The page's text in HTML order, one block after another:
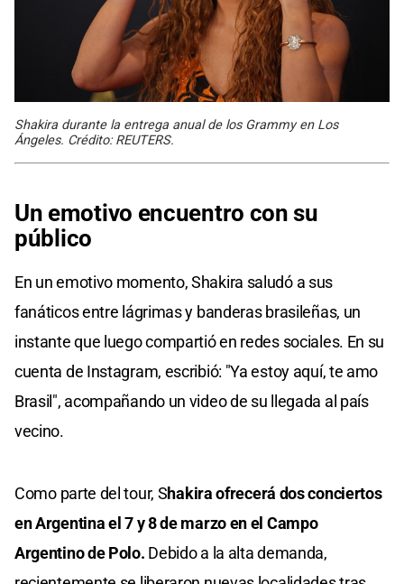
Shakira durante la entrega anual de los Grammy en Los
Ángeles. Crédito: REUTERS.
Un emotivo encuentro con su
público
En un emotivo momento, Shakira saludó a sus
fanáticos entre lágrimas y banderas brasileñas, un
instante que luego compartió en redes sociales. En su
cuenta de Instagram, escribió: "Ya estoy aquí, te amo
Brasil", acompañando un video de su llegada al país
vecino.
Como parte del tour, Shakira ofrecerá dos conciertos
en Argentina el 7 y 8 de marzo en el Campo
Argentino de Polo. Debido a la alta demanda,